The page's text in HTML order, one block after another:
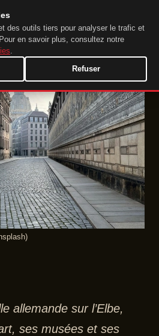
allemande sur l’Elbe,
ses musées et ses
des outils tiers pour analyser le trafic et
en savoir plus, consultez notre
.
Refuser